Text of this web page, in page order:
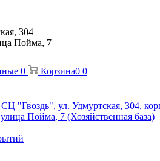
304
Пойма, 7
0 Корзина0 0
"Гвоздь", ул. Удмуртская, 304,
Пойма, 7 (Хозяйственная база)